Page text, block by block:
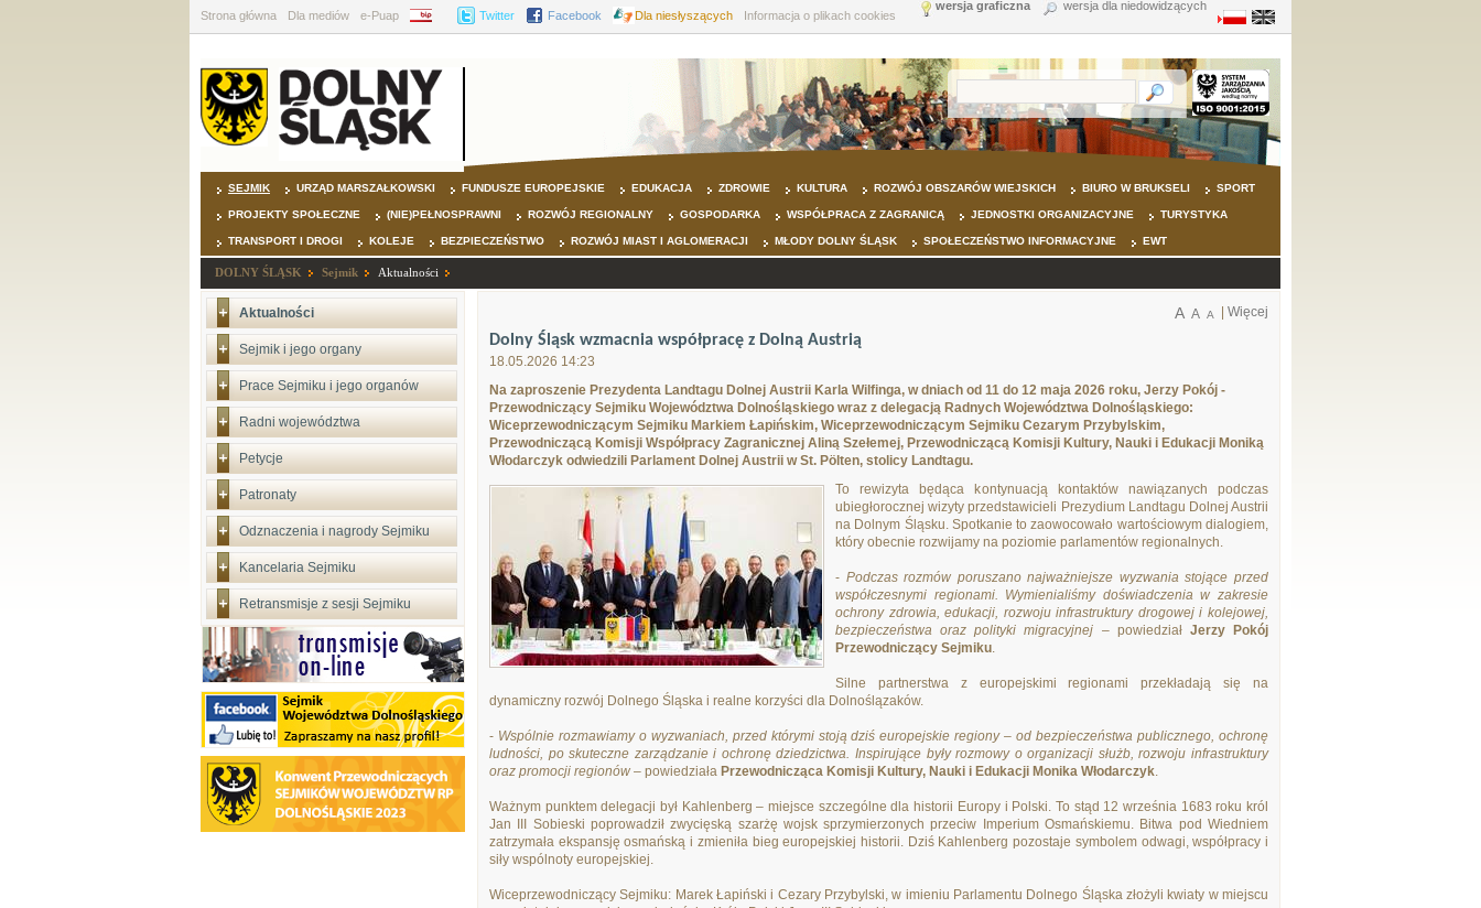
Strona główna Dla mediów e-Puap BIP Twitter Facebook Dla niesłyszących Informacja o plikach cookies
wersja graficzna wersja dla niedowidzących
SEJMIK URZĄD MARSZAŁKOWSKI FUNDUSZE EUROPEJSKIE EDUKACJA ZDROWIE KULTURA ROZWÓJ OBSZARÓW WIEJSKICH BIURO W BRUKSELI SPORT
PROJEKTY SPOŁECZNE (NIE)PEŁNOSPRAWNI ROZWÓJ REGIONALNY GOSPODARKA WSPÓŁPRACA Z ZAGRANICĄ JEDNOSTKI ORGANIZACYJNE TURYSTYKA
TRANSPORT I DROGI KOLEJE BEZPIECZEŃSTWO ROZWÓJ MIAST I AGLOMERACJI MŁODY DOLNY ŚLĄSK SPOŁECZEŃSTWO INFORMACYJNE EWT
DOLNY ŚLĄSK Sejmik Aktualności
Aktualności
Sejmik i jego organy
Prace Sejmiku i jego organów
Radni województwa
Petycje
Patronaty
Odznaczenia i nagrody Sejmiku
Kancelaria Sejmiku
Retransmisje z sesji Sejmiku
Więcej
A A A
Dolny Śląsk wzmacnia współpracę z Dolną Austrią
18.05.2026 14:23
Na zaproszenie Prezydenta Landtagu Dolnej Austrii Karla Wilfinga, w dniach od 11 do 12 maja 2026 roku, Jerzy Pokój -
Przewodniczący Sejmiku Województwa Dolnośląskiego wraz z delegacją Radnych Województwa Dolnośląskiego:
Wiceprzewodniczącym Sejmiku Markiem Łapińskim, Wiceprzewodniczącym Sejmiku Cezarym Przybylskim,
Przewodniczącą Komisji Współpracy Zagranicznej Aliną Szełemej, Przewodniczącą Komisji Kultury, Nauki i Edukacji Moniką
Włodarczyk odwiedzili Parlament Dolnej Austrii w St. Pölten, stolicy Landtagu.
To rewizyta będąca kontynuacją kontaktów nawiązanych podczas
ubiegłorocznej wizyty przedstawicieli Prezydium Landtagu Dolnej Austrii
na Dolnym Śląsku. Spotkanie to zaowocowało wartościowym dialogiem,
który obecnie rozwijamy na poziomie parlamentów regionalnych.
- Podczas rozmów poruszano najważniejsze wyzwania stojące przed
współczesnymi regionami. Wymienialiśmy doświadczenia w zakresie
ochrony zdrowia, edukacji, rozwoju infrastruktury drogowej i kolejowej,
bezpieczeństwa oraz polityki migracyjnej – powiedział Jerzy Pokój
Przewodniczący Sejmiku.
Silne partnerstwa z europejskimi regionami przekładają się na
dynamiczny rozwój Dolnego Śląska i realne korzyści dla Dolnoślązaków.
- Wspólnie rozmawiamy o wyzwaniach, przed którymi stoją dziś europejskie regiony – od bezpieczeństwa publicznego, ochronę
ludności, po skuteczne zarządzanie i ochronę dziedzictwa. Inspirujące były rozmowy o organizacji służb, rozwoju infrastruktury
oraz promocji regionów – powiedziała Przewodnicząca Komisji Kultury, Nauki i Edukacji Monika Włodarczyk.
Ważnym punktem delegacji był Kahlenberg – miejsce szczególne dla historii Europy i Polski. To stąd 12 września 1683 roku król
Jan III Sobieski poprowadził zwycięską szarżę wojsk sprzymierzonych przeciw Imperium Osmańskiemu. Bitwa pod Wiedniem
zatrzymała ekspansję osmańską i zmieniła bieg europejskiej historii. Dziś Kahlenberg pozostaje symbolem odwagi, współpracy i
siły wspólnoty europejskiej.
Wiceprzewodniczący Sejmiku: Marek Łapiński i Cezary Przybylski, w imieniu Parlamentu Dolnego Śląska złożyli kwiaty w miejscu